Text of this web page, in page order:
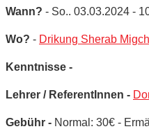
Wann? - So.. 03.03.2024 -
Wo? - Drikung Sherab
Kenntnisse -
Lehrer / ReferentInnen -
Gebühr - Normal: 30€ -